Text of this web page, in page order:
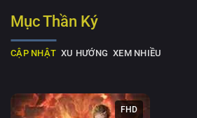
Mục Thần Ký
CẬP NHẬT XU HƯỚNG XEM NHIỀU
FHD